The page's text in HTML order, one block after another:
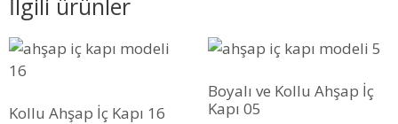
İlgili ürünler
Kollu Ahşap İç Kapı 16
Boyalı ve Kollu Ahşap İç
Kapı 05